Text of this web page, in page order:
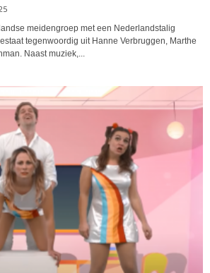
meidengroep met een Nederlandstalig
tegenwoordig uit Hanne Verbruggen, Marthe
Naast muziek,...